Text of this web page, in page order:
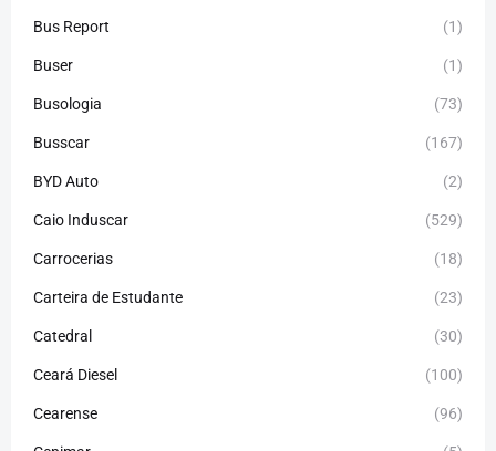
Bus Report (1)
Buser (1)
Busologia (73)
Busscar (167)
BYD Auto (2)
Caio Induscar (529)
Carrocerias (18)
Carteira de Estudante (23)
Catedral (30)
Ceará Diesel (100)
Cearense (96)